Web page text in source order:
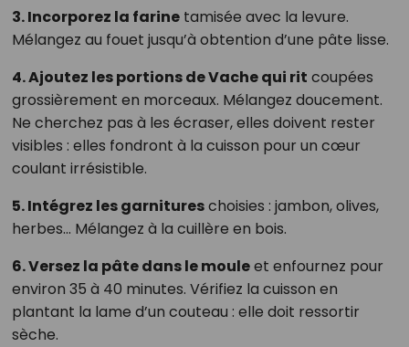
3. Incorporez la farinetamisée avec la levure.
Mélangez au fouet jusqu’à obtention d’une pâte lisse.
4. Ajoutez les portions de Vache qui rit coupées
grossièrement en morceaux. Mélangez doucement.
Ne cherchez pas à les écraser, elles doivent rester
visibles : elles fondront à la cuisson pour un cœur
coulant irrésistible.
5. Intégrez les garnitureschoisies : jambon, olives,
herbes... Mélangez à la cuillère en bois.
6. Versez la pâte dans le mouleet enfournez pour
environ 35 à 40 minutes. Vérifiez la cuisson en
plantant la lame d’un couteau : elle doit ressortir
sèche.